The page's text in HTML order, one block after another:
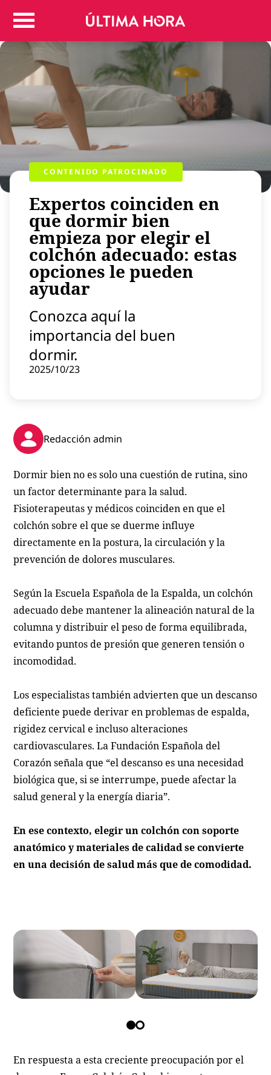
Colombia
Judicial
Politica
Regiones
Positivas
Entretenimiento
Mundo
Virales
Tecnología
Economía
Estilo de vida
Contenido patrocinado
Instagram
CONTENIDO PATROCINADO
Expertos coinciden en
que dormir bien
empieza por elegir el
colchón adecuado: estas
opciones le pueden
ayudar
Conozca aquí la
importancia del buen
dormir.
2025/10/23
Redacción admin
Dormir bien no es solo una cuestión de rutina, sino
un factor determinante para la salud.
Fisioterapeutas y médicos coinciden en que el
colchón sobre el que se duerme influye
directamente en la postura, la circulación y la
prevención de dolores musculares.
Según la Escuela Española de la Espalda, un colchón
adecuado debe mantener la alineación natural de la
columna y distribuir el peso de forma equilibrada,
evitando puntos de presión que generen tensión o
incomodidad.
Los especialistas también advierten que un descanso
deficiente puede derivar en problemas de espalda,
rigidez cervical e incluso alteraciones
cardiovasculares. La Fundación Española del
Corazón señala que “el descanso es una necesidad
biológica que, si se interrumpe, puede afectar la
salud general y la energía diaria”.
En ese contexto, elegir un colchón con soporte
anatómico y materiales de calidad se convierte
en una decisión de salud más que de comodidad.
En respuesta a esta creciente preocupación por el